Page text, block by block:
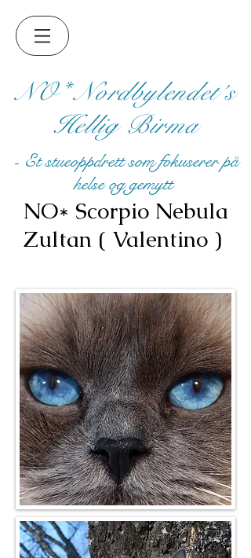
NO* Nordbylendet´s
Hellig Birma
- Et stueoppdrett som fokuserer på
helse og gemytt
NO* Scorpio Nebula
Zultan ( Valentino )